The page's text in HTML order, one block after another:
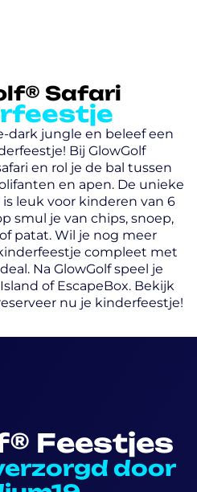
Safari
dark jungle en beleef een
Bij GlowGolf
en rol je de bal tussen
en apen. De unieke
leuk voor kinderen van 6
smul je van chips, snoep,
patat. Wil je nog meer
compleet met
Na GlowGolf speel je
of EscapeBox. Bekijk
nu je kinderfeestje!
Feestjes
door